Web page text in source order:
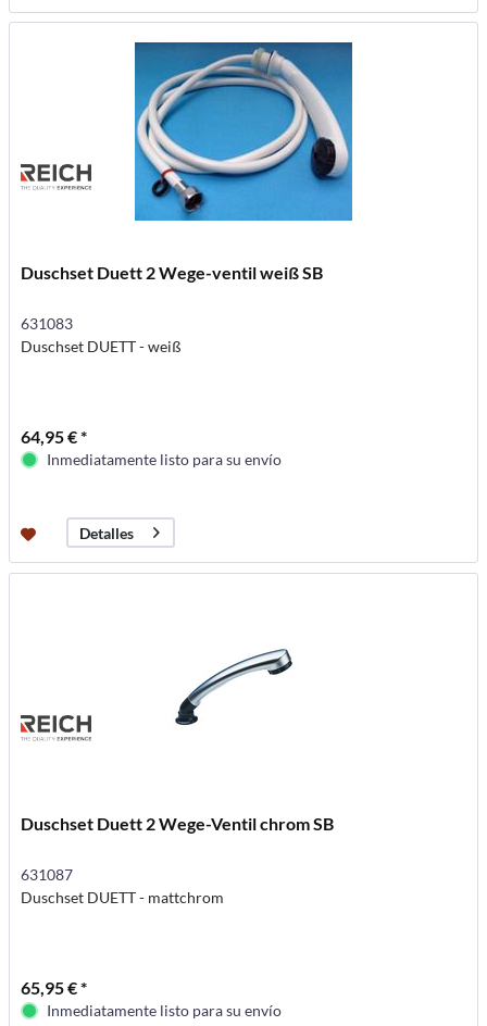
Duschset Duett 2 Wege-ventil weiß SB
631083
Duschset DUETT - weiß
64,95 € *
Inmediatamente listo para su envío
Detalles
Duschset Duett 2 Wege-Ventil chrom SB
631087
Duschset DUETT - mattchrom
65,95 € *
Inmediatamente listo para su envío